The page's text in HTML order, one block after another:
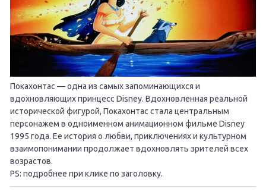
Покахонтас — одна из самых запоминающихся и
вдохновляющих принцесс Disney. Вдохновленная реальной
исторической фигурой, Покахонтас стала центральным
персонажем в одноименном анимационном фильме Disney
1995 года. Ее история о любви, приключениях и культурном
взаимопонимании продолжает вдохновлять зрителей всех
возрастов.
PS: подробнее при клике по заголовку.